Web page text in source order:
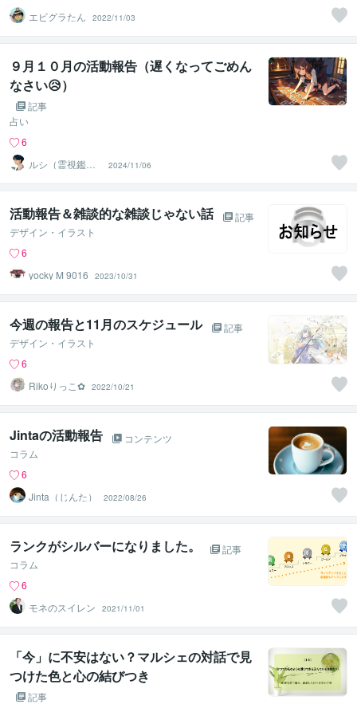
エビグラたん
2022/11/03
９月１０月の活動報告（遅くなってごめん
なさい😥）
記事
占い
6
ルシ（霊視鑑定
士）
2024/11/06
活動報告＆雑談的な雑談じゃない話
記事
デザイン・イラスト
6
yocky M 9016
2023/10/31
今週の報告と11月のスケジュール
記事
デザイン・イラスト
6
Rikoりっこ✿ 2022/10/21
Jintaの活動報告
コンテンツ
コラム
6
Jinta（じんた）
2022/08/26
ランクがシルバーになりました。
記事
コラム
6
モネのスイレン
2021/11/01
「今」に不安はない？マルシェの対話で見
つけた色と心の結びつき
記事